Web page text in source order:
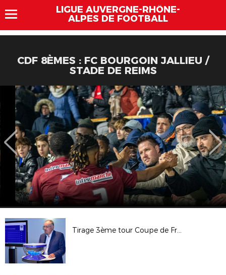
LIGUE AUVERGNE-RHÔNE-
ALPES DE FOOTBALL
CDF 8ÈMES : FC BOURGOIN JALLIEU /
STADE DE REIMS
Tirage 3ème tour Coupe de France Féminine